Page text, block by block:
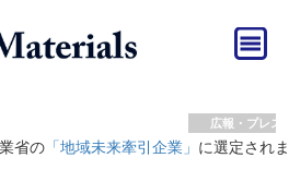
アーカイブ
広報・プレス
省の 「地域未来牽引企業」 に選定され